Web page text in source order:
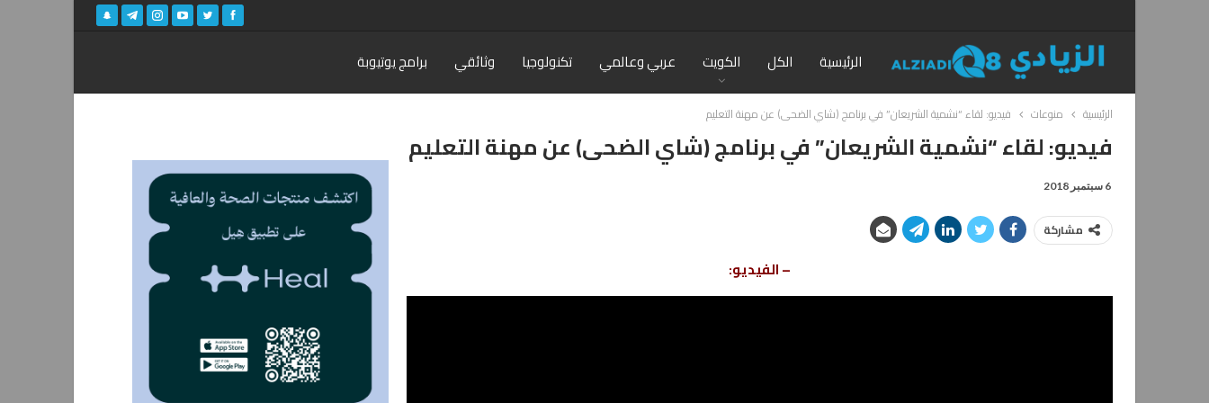
الرئيسية الكل الكويت عربي وعالمي تكنولوجيا وثائقي برامج يوتيوبة
الرئيسية منوعات فيديو: لقاء “نشمية الشريعان” في برنامج (شاي الضحى) عن مهنة التعليم
فيديو: لقاء “نشمية الشريعان” في برنامج (شاي الضحى) عن مهنة التعليم
6 سبتمبر 2018
مشاركة
– الفيديو: